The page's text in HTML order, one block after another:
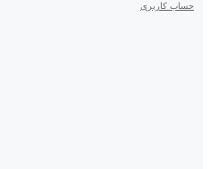
حساب کاربری